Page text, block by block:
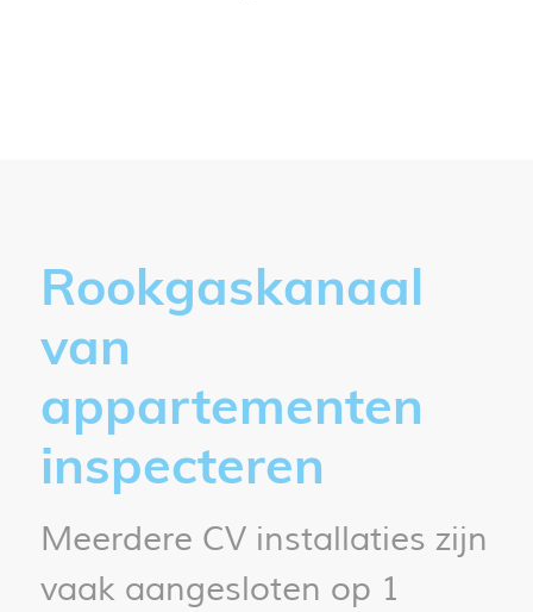
Rookgaskanaal
van
appartementen
inspecteren
Meerdere CV installaties zijn
vaak aangesloten op 1